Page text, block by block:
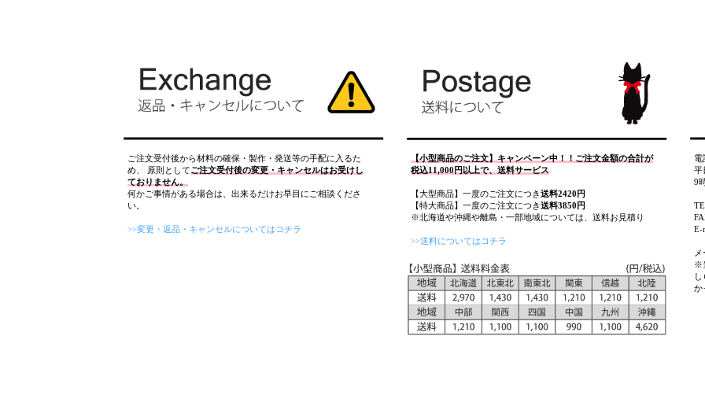
ご注文受付後から材料の確保・製作・発送等の手配に入るた
め、 原則としてご注文受付後の変更・キャンセルはお受けし
ておりません。
何かご事情がある場合は、出来るだけお早目にご相談くださ
い。
>>変更・返品・キャンセルについてはコチラ
【小型商品のご注文】キャンペーン中！！ご注文金額の合計が
税込11,000円以上で、送料サービス
【大型商品】一度のご注文につき送料2420円
【特大商品】一度のご注文につき送料3850円
※北海道や沖縄や離島・一部地域については、送料お見積り
>>送料についてはコチラ
電
平
9
E-
※
か